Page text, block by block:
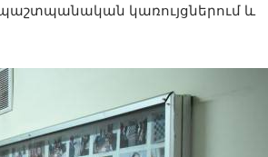
պաշտպանական կառույցներում և